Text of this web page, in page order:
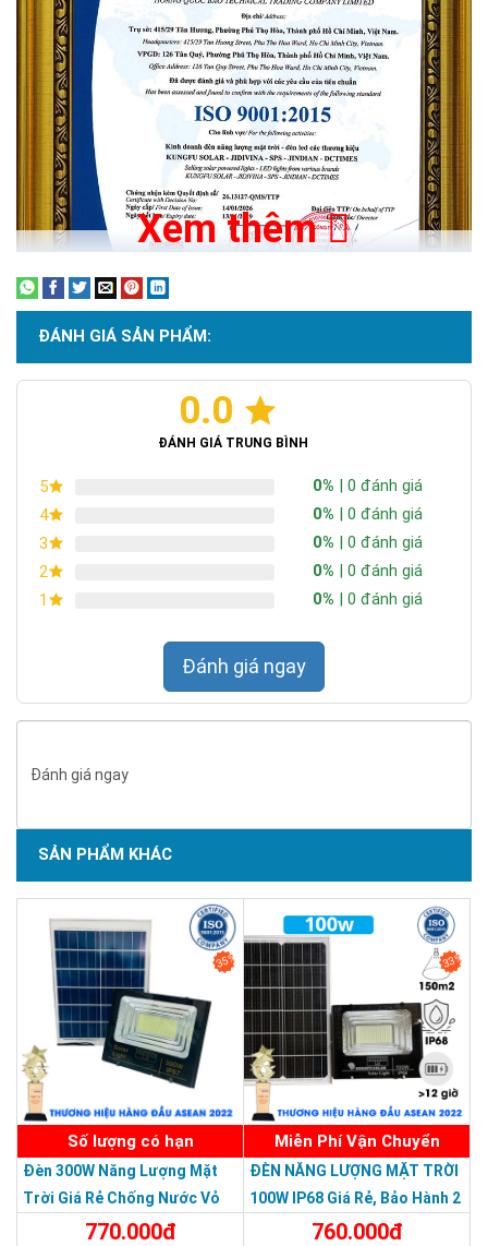
Chống ăn mòn, kiên cố, bền vững, thẩm mỹ
Chứng nhận ISO 9001:2015
SẢN PHẨM CHẤT LƯỢNG - DỊCH VỤ TIN DÙNG LẦN VII - 2020
Xem thêm
ĐÁNH GIÁ SẢN PHẨM:
0.0
ĐÁNH GIÁ TRUNG BÌNH
5 0% | 0 đánh giá
4
0% | 0 đánh giá
3
0% | 0 đánh giá
2
0% | 0 đánh giá
1
0% | 0 đánh giá
Đánh giá ngay
Đánh giá ngay
SẢN PHẨM KHÁC
35%
Số lượng có hạn
Đèn 300W Năng Lượng Mặt
Trời Giá Rẻ Chống Nước Vỏ
Nhôm Đúc770.000đ
33%
Miễn Phí Vận Chuyển
ĐÈN NĂNG LƯỢNG MẶT TRỜI
100W IP68 Giá Rẻ, Bảo Hành 2
760.000đ